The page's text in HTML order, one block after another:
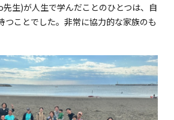
生)が人生で学んだことのひとつは、自
つことでした。非常に協力的な家族のも